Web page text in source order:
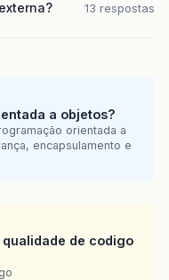
13 respostas
a objetos?
orientada a
encapsulamento e
de codigo